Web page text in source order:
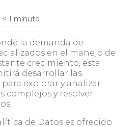
< 1 minuto
la demanda de
en el manejo de
crecimiento, esta
desarrollar las
explorar y analizar
complejos y resolver
de Datos es ofrecido